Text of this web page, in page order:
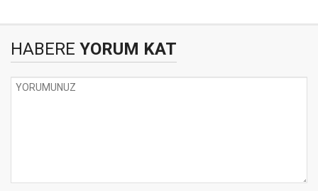
HABERE YORUM KAT